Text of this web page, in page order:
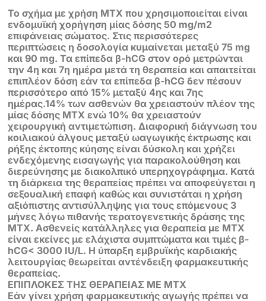
Το σχήμα με χρήση ΜΤΧ που χρησιμοποιείται είναι
ενδομυϊκή χορήγηση μίας δόσης 50 mg/m2
επιφάνειας σώματος. Στις περισσότερες
περιπτώσεις η δοσολογία κυμαίνεται μεταξύ 75 mg
και 90 mg. Τα επίπεδα β-hCG στον ορό μετρώνται
την 4η και 7η ημέρα μετά τη θεραπεία και απαιτείται
επιπλέον δόση εάν τα επίπεδα β-hCG δεν πέσουν
περισσότερο από 15% μεταξύ 4ης και 7ης
ημέρας.14% των ασθενών θα χρειαστούν πλέον της
μίας δόσης ΜΤΧ ενώ 10% θα χρειαστούν
χειρουργική αντιμετώπιση. Διαφορική διάγνωση του
κοιλιακού άλγους μεταξύ ωαγωγικής έκτρωσης και
ρήξης έκτοπης κύησης είναι δύσκολη και χρήζει
ενδεχόμενης εισαγωγής για παρακολούθηση και
διερεύνησης με διακολπικό υπερηχογράφημα. Κατά
τη διάρκεια της θεραπείας πρέπει να αποφεύγεται η
σεξουαλική επαφή καθώς και συνιστάται η χρήση
αξιόπιστης αντισύλληψης για τους επόμενους 3
μήνες λόγω πιθανής τερατογενετικής δράσης της
ΜΤΧ. Ασθενείς κατάλληλες για θεραπεία με ΜΤΧ
είναι εκείνες με ελάχιστα συμπτώματα και τιμές β-
hCG< 3000 IU/L. H ύπαρξη εμβρυϊκής καρδιακής
λειτουργίας θεωρείται αντένδειξη φαρμακευτικής
θεραπείας.
ΕΠΙΠΛΟΚΕΣ ΤΗΣ ΘΕΡΑΠΕΙΑΣ ΜΕ ΜΤΧ
Εάν γίνει χρήση φαρμακευτικής αγωγής πρέπει να